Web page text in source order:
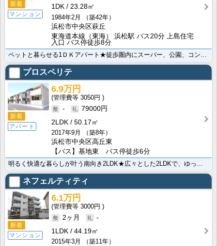
新着
マンション
1DK
23.28㎡
1984年2月
（築42年）
浜松市中央区萩丘
東海道本線（東海） 浜松駅 バス20分 上島住宅
入口 バス停徒歩8分
ペットと暮らせる1ＤＫアパート★徒歩圏内にスーパー、公園、コンビニ有り！ウサギ、猫、小型犬いずれか1･･･
プロスペリテ
新着
アパート
6.9万円
3050円
-
79000円
2LDK
50.17㎡
2017年9月
（築8年）
浜松市中央区高丘東
【バス】基地東 バス停徒歩6分
明るく快適な暮らしが叶う南向き2LDK★広々とした2LDKで、ゆったり快適に暮らせるお部屋です！南向･･･
ネフェルティティ
新着
マンション
6.1万円
3000円
2ヶ月
-
1LDK
44.19㎡
2015年3月
（築11年）